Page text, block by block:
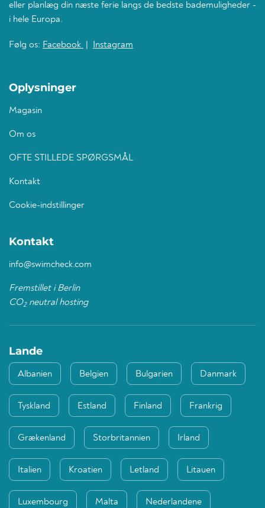
eller planlæg din næste ferie langs de bedste bademuligheder -
i hele Europa.
Følg os: Facebook Instagram
Oplysninger
Magasin
Om os
OFTE STILLEDE SPØRGSMÅL
Kontakt
Cookie-indstillinger
Kontakt
info@swimcheck.com
Fremstillet i Berlin
CO2neutral hosting
Lande
Albanien Belgien Bulgarien Danmark
Tyskland Estland Finland Frankrig
Grækenland Storbritannien Irland
Italien Kroatien Letland Litauen
Luxembourg Malta Nederlandene